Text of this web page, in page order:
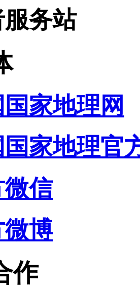
务站
家地理网
家地理官
信
博
作